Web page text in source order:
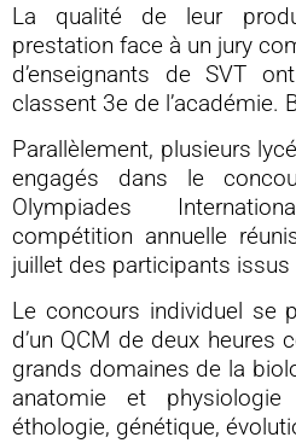
La qualité de leur
prestation face à un jury
d’enseignants de SVT
classent 3e de l’académie.
Parallèlement, plusieurs
engagés dans le
Olympiades
compétition annuelle
juillet des participants
Le concours individuel se
d’un QCM de deux heures
grands domaines de la
anatomie et
éthologie, génétique,